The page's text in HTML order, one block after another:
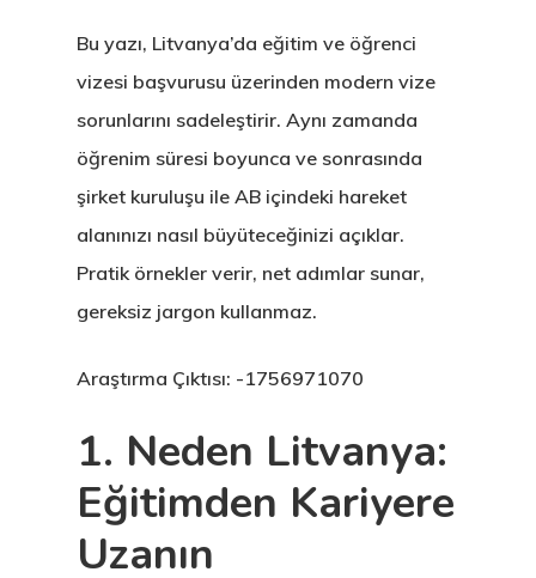
Bu yazı, Litvanya’da eğitim ve öğrenci
vizesi başvurusu üzerinden modern vize
sorunlarını sadeleştirir. Aynı zamanda
öğrenim süresi boyunca ve sonrasında
şirket kuruluşu ile AB içindeki hareket
alanınızı nasıl büyüteceğinizi açıklar.
Pratik örnekler verir, net adımlar sunar,
gereksiz jargon kullanmaz.
Araştırma Çıktısı: -1756971070
1. Neden Litvanya:
Eğitimden Kariyere
Uzanın